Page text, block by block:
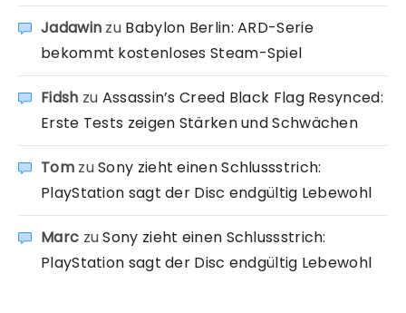
Jadawin zu Babylon Berlin: ARD-Serie
bekommt kostenloses Steam-Spiel
Fidsh zu Assassin’s Creed Black Flag Resynced:
Erste Tests zeigen Stärken und Schwächen
TomzuSony zieht einen Schlussstrich:
PlayStation sagt der Disc endgültig Lebewohl
Marc zuSony zieht einen Schlussstrich:
PlayStation sagt der Disc endgültig Lebewohl